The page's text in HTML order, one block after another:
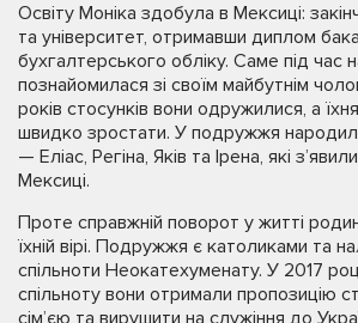
Освіту Моніка здобула в Мексиці:
та університет, отримавши диплом
бухгалтерського обліку. Саме під час
познайомилася зі своїм майбутнім
років стосунків вони одружилися, а
швидко зростати. У подружжя
— Еліас, Регіна, Яків та Ірена, які
Мексиці.
Проте справжній поворот у житті
їхній вірі. Подружжя є католиками та
спільноти Неокатехуменату. У 2017
спільноту вони отримали пропозицію
сім’єю та вирушити на служіння до